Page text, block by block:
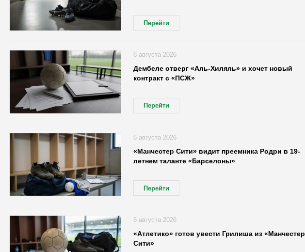
Перейти
Дембеле отверг «Аль-Хиляль» и хочет новый
контракт с «ПСЖ»
Перейти
6 августа 2026
«Манчестер Сити» видит преемника Родри в 19-
летнем таланте «Барселоны»
Перейти
6 августа 2026
«Атлетико» готов увести Грилиша из «Манчестер
Сити»
6 августа 2026